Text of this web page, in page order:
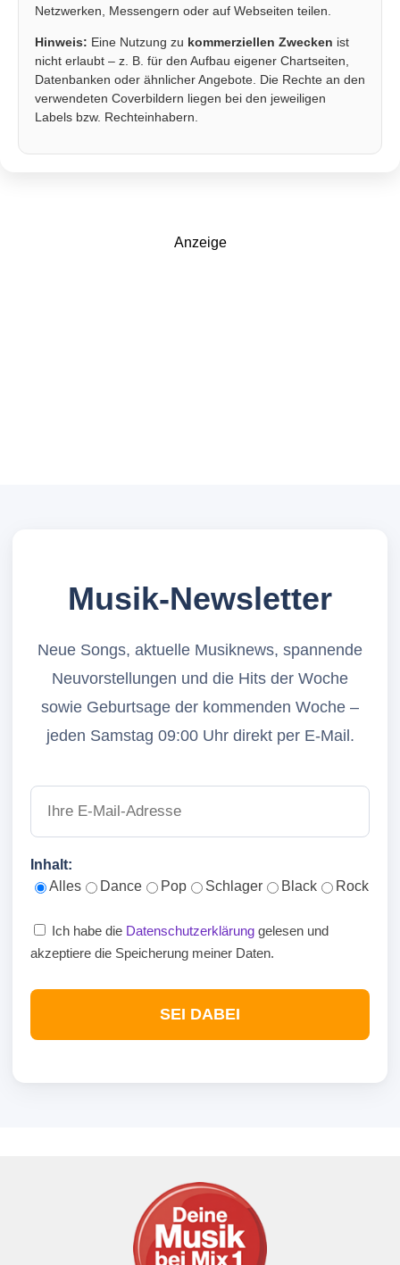
Netzwerken, Messengern oder auf Webseiten teilen.
Hinweis: Eine Nutzung zu kommerziellen Zwecken ist
nicht erlaubt – z. B. für den Aufbau eigener Chartseiten,
Datenbanken oder ähnlicher Angebote. Die Rechte an den
verwendeten Coverbildern liegen bei den jeweiligen
Labels bzw. Rechteinhabern.
Anzeige
Musik-Newsletter
Neue Songs, aktuelle Musiknews, spannende
Neuvorstellungen und die Hits der Woche
sowie Geburtsage der kommenden Woche –
jeden Samstag 09:00 Uhr direkt per E-Mail.
Inhalt:
Alles
Dance Pop Schlager Black Rock
Ich habe die Datenschutzerklärung gelesen und
akzeptiere die Speicherung meiner Daten.
SEI DABEI